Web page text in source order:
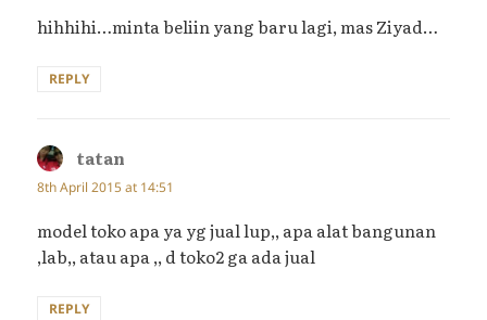
hihhihi…minta beliin yang baru lagi, mas Ziyad…
REPLY
tatan
8th April 2015 at 14:51
model toko apa ya yg jual lup,, apa alat bangunan
,lab,, atau apa ,, d toko2 ga ada jual
REPLY